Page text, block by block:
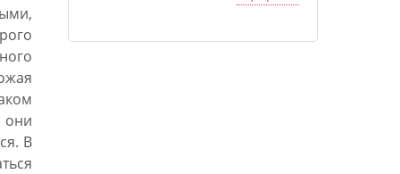
В
он всё же поднимается к